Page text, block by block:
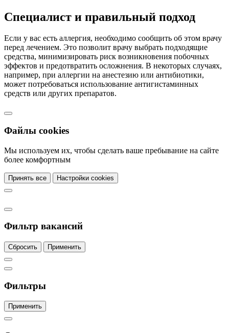
Специалист и правильный подход
Если у вас есть аллергия, необходимо сообщить об этом врачу
перед лечением. Это позволит врачу выбрать подходящие
средства, минимизировать риск возникновения побочных
эффектов и предотвратить осложнения. В некоторых случаях,
например, при аллергии на анестезию или антибиотики,
может потребоваться использование антигистаминных
средств или других препаратов.
Файлы cookies
Мы используем их, чтобы сделать ваше пребывание на сайте
более комфортным
Принять все Настройки cookies
Фильтр вакансий
Сбросить Применить
Фильтры
Применить